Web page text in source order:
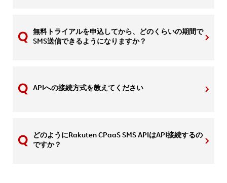
無料トライアルを申込してから、どのくらいの期間で
SMS送信できるようになりますか？
APIへの接続方式を教えてください
どのようにRakuten CPaaS SMS APIはAPI接続するの
ですか？